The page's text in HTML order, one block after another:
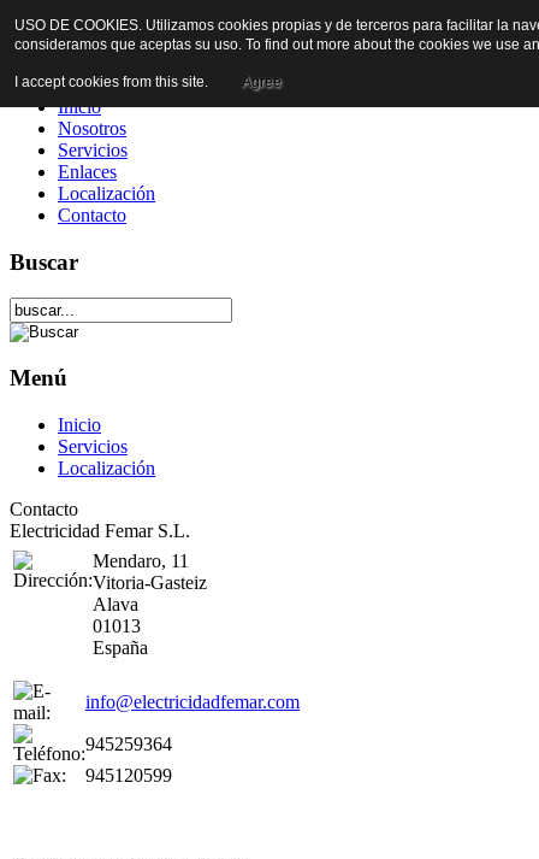
Inicio
Nosotros
Servicios
Enlaces
Localización
Contacto
Buscar
Menú
Inicio
Servicios
Localización
Contacto
Electricidad Femar S.L.
Mendaro, 11
Vitoria-Gasteiz
Alava
01013
España
info@electricidadfemar.com
945259364
945120599
USO DE COOKIES. Utilizamos cookies propias y de terceros para facilitar la
consideramos que aceptas su uso. To find out more about the cookies we use
I accept cookies from this site. Agree